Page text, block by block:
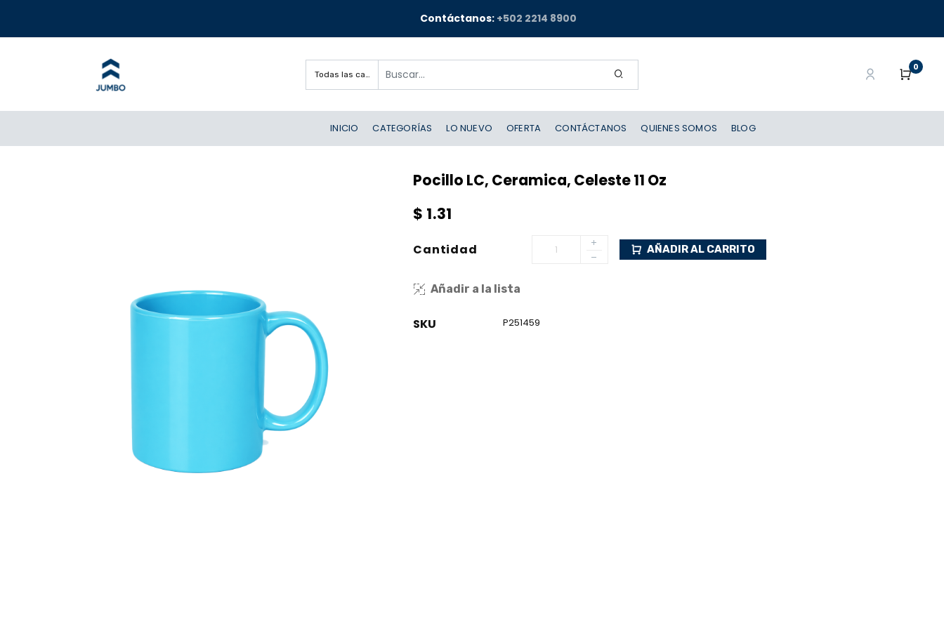
Contáctanos: +502 2214 8900
Todas las categorías
0
INICIO CATEGORÍAS LO NUEVO OFERTA CONTÁCTANOS QUIENES SOMOS BLOG
Pocillo LC, Ceramica, Celeste 11 Oz
$ 1.31
Cantidad AÑADIR AL CARRITO
Añadir a la lista
SKU P251459